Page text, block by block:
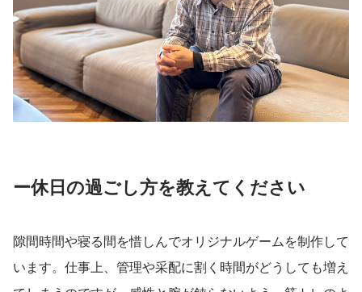
ー休日の過ごし方を教えてください
隙間時間や寝る間を惜しんでオリジナルゲームを制作して
います。仕事上、管理や采配に割く時間がどうしても増え